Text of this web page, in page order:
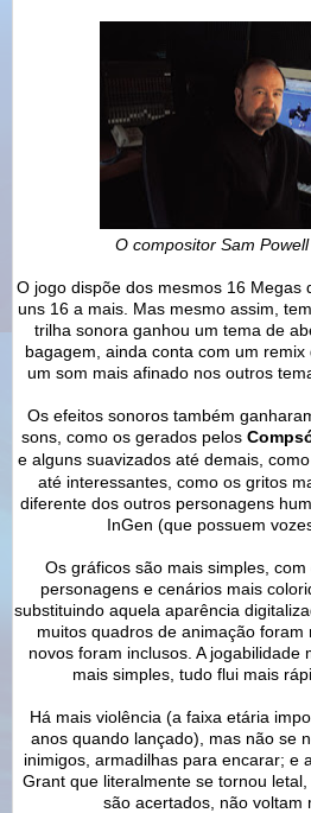
O compositor Sam
O jogo dispõe dos mesmos 16 Megas
uns 16 a mais. Mas mesmo assim,
trilha sonora ganhou um tema de
bagagem, ainda conta com um
um som mais afinado nos outros
Os efeitos sonoros também
sons, como os gerados pelos
e alguns suavizados até demais,
até interessantes, como os gritos
diferente dos outros personagens
InGen (que possuem
Os gráficos são mais simples,
personagens e cenários mais
substituindo aquela aparência
muitos quadros de animação
novos foram inclusos. A jogabilidade
mais simples, tudo flui mais
Há mais violência (a faixa etária
anos quando lançado), mas não se
inimigos, armadilhas para encarar; e
Grant que literalmente se tornou
são acertados, não voltam